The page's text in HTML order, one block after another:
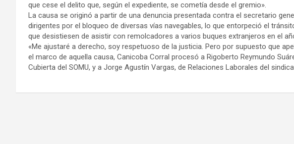
y
que cese el delito que, según el expediente, se cometía desde el gremio».
La causa se originó a partir de una denuncia presentada contra el secretario
dirigentes por el bloqueo de diversas vías navegables, lo que entorpeció el
que desistiesen de asistir con remolcadores a varios buques extranjeros en el
«Me ajustaré a derecho, soy respetuoso de la justicia. Pero por supuesto que
el marco de aquella causa, Canicoba Corral procesó a Rigoberto Reymundo
Cubierta del SOMU, y a Jorge Agustí­n Vargas, de Relaciones Laborales del